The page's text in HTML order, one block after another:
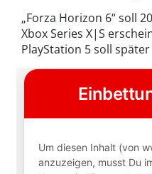
„Forza Horizon 6“ soll
Xbox Series X|S
PlayStation 5 soll